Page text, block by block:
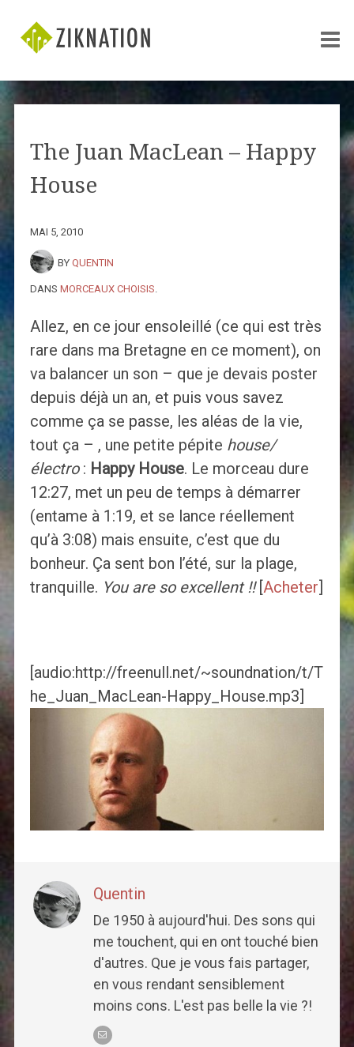
The Juan MacLean – Happy
House
MAI 5, 2010
BY QUENTIN
DANS MORCEAUX CHOISIS
Allez, en ce jour ensoleillé (ce qui est très
rare dans ma Bretagne en ce moment), on
va balancer un son – que je devais poster
depuis déjà un an, et puis vous savez
comme ça se passe, les aléas de la vie,
tout ça – , une petite pépite house/
électro: Happy House. Le morceau dure
12:27, met un peu de temps à démarrer
(entame à 1:19, et se lance réellement
qu’à 3:08) mais ensuite, c’est que du
bonheur. Ça sent bon l’été, sur la plage,
tranquille. You are so excellent !! [Acheter]
[audio:http://freenull.net/~soundnation/t/T
he_Juan_MacLean-Happy_House.mp3]
Quentin
De 1950 à aujourd'hui. Des sons qui
me touchent, qui en ont touché bien
d'autres. Que je vous fais partager,
en vous rendant sensiblement
moins cons. L'est pas belle la vie ?!